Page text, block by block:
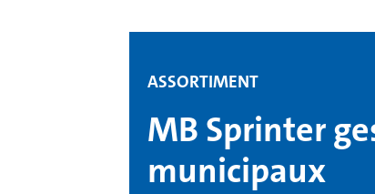
ASSORTIMENT
MB Sprinter
municipaux